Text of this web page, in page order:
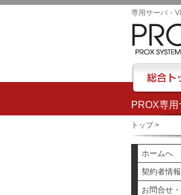
PROX専
専用サーバ・
トップ>
ホームへ
契約者情
お問合せ
総合トップ